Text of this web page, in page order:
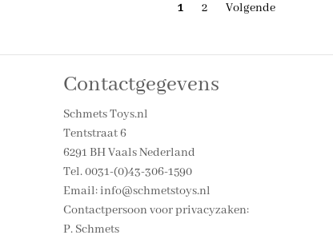
1 2 Volgende
Contactgegevens
Schmets Toys.nl
Tentstraat 6
6291 BH Vaals Nederland
Tel. 0031-(0)43-306-1590
Email: info@schmetstoys.nl
Contactpersoon voor privacyzaken:
P. Schmets